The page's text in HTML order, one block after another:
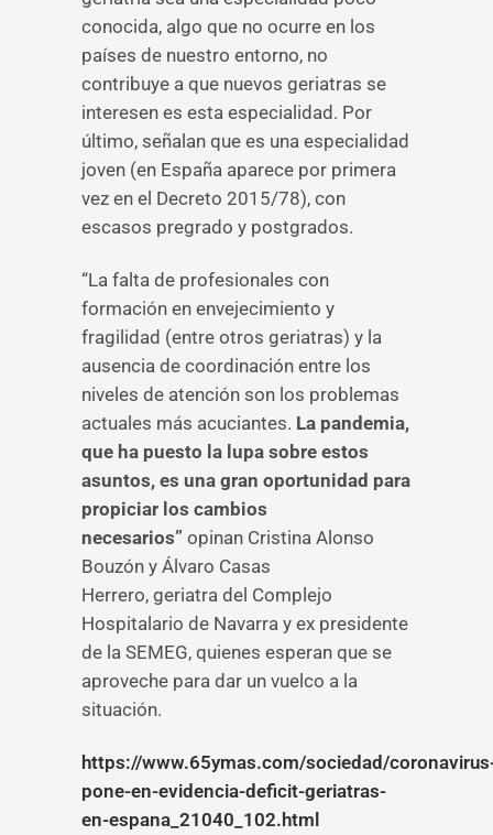
conocida, algo que no ocurre en los
países de nuestro entorno, no
contribuye a que nuevos geriatras se
interesen es esta especialidad. Por
último, señalan que es una especialidad
joven (en España aparece por primera
vez en el Decreto 2015/78), con
escasos pregrado y postgrados.
“La falta de profesionales con
formación en envejecimiento y
fragilidad (entre otros geriatras) y la
ausencia de coordinación entre los
niveles de atención son los problemas
actuales más acuciantes. La pandemia,
que ha puesto la lupa sobre estos
asuntos, es una gran oportunidad para
propiciar los cambios
necesarios” opinan Cristina Alonso
Bouzón y Álvaro Casas
Herrero, geriatra del Complejo
Hospitalario de Navarra y ex presidente
de la SEMEG, quienes esperan que se
aproveche para dar un vuelco a la
situación.
https://www.65ymas.com/sociedad/
pone-en-evidencia-deficit-geriatras-
en-espana_21040_102.html